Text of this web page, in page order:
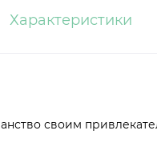
Характеристики
своим